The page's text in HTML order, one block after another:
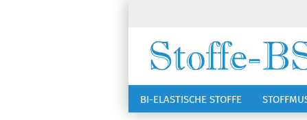
BI-ELASTISCHE STOFFE